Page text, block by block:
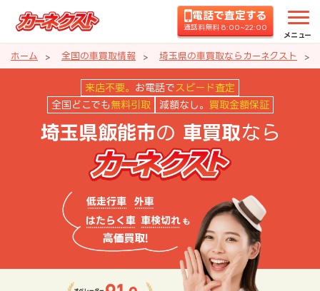
電話で査定する
通話料無料 8:00~22:00
メニュー
ホーム 全国の車買取情報 埼玉県の車買取ならカーネクスト
埼玉県飯能市の車買取ならカー
来店不要。 お電話で スピード査定
全国どこでも 無料引取 減額なし。 買取金額保証
埼玉県飯能市の 車買取なら